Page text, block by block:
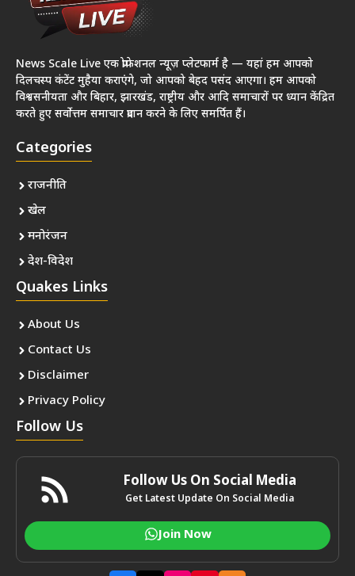
News Scale Live एक प्रोफेशनल न्यूज़ प्लेटफार्म है — यहां हम आपको
दिलचस्प कंटेंट मुहैया कराएंगे, जो आपको बेहद पसंद आएगा। हम आपको
विश्वसनीयता और बिहार, झारखंड, राष्ट्रीय और आदि समाचारों पर ध्यान केंद्रित
करते हुए सर्वोत्तम समाचार प्रदान करने के लिए समर्पित हैं।
Categories
राजनीति
खेल
मनोरंजन
देश-विदेश
Quakes Links
About Us
Contact Us
Disclaimer
Privacy Policy
Follow Us
Follow Us On Social Media
Get Latest Update On Social Media
Join Now